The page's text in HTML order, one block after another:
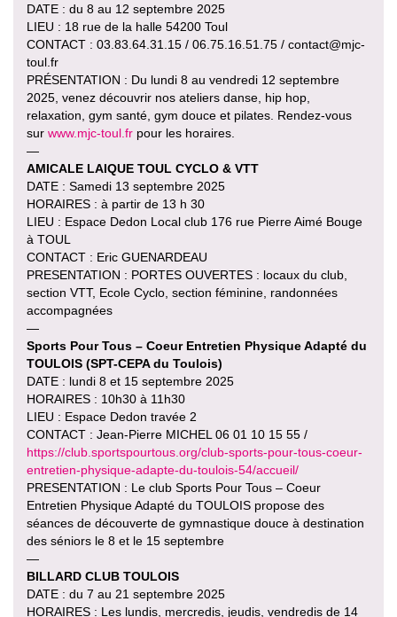
DATE : du 8 au 12 septembre 2025
LIEU : 18 rue de la halle 54200 Toul
CONTACT : 03.83.64.31.15 / 06.75.16.51.75 / contact@mjc-
toul.fr
PRÉSENTATION : Du lundi 8 au vendredi 12 septembre
2025, venez découvrir nos ateliers danse, hip hop,
relaxation, gym santé, gym douce et pilates. Rendez-vous
sur www.mjc-toul.fr pour les horaires.
—
AMICALE LAIQUE TOUL CYCLO & VTT
DATE : Samedi 13 septembre 2025
HORAIRES : à partir de 13 h 30
LIEU : Espace Dedon Local club 176 rue Pierre Aimé Bouge
à TOUL
CONTACT : Eric GUENARDEAU
PRESENTATION : PORTES OUVERTES : locaux du club,
section VTT, Ecole Cyclo, section féminine, randonnées
accompagnées
—
Sports Pour Tous – Coeur Entretien Physique Adapté du
TOULOIS (SPT-CEPA du Toulois)
DATE : lundi 8 et 15 septembre 2025
HORAIRES : 10h30 à 11h30
LIEU : Espace Dedon travée 2
CONTACT : Jean-Pierre MICHEL 06 01 10 15 55 /
https://club.sportspourtous.org/club-sports-pour-tous-coeur-
entretien-physique-adapte-du-toulois-54/accueil/
PRESENTATION : Le club Sports Pour Tous – Coeur
Entretien Physique Adapté du TOULOIS propose des
séances de découverte de gymnastique douce à destination
des séniors le 8 et le 15 septembre
—
BILLARD CLUB TOULOIS
DATE : du 7 au 21 septembre 2025
HORAIRES : Les lundis, mercredis, jeudis, vendredis de 14